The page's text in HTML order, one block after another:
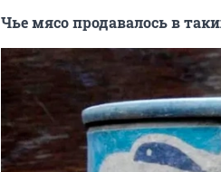
Чье мясо продавалось в